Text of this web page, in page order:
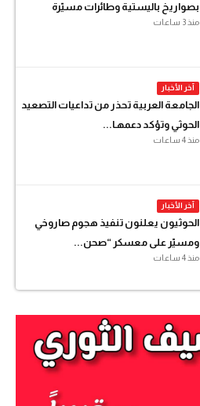
بصواريخ باليستية وطائرات مسيّرة
منذ 3 ساعات
آخر الأخبار
الجامعة العربية تحذر من تداعيات التصعيد
الحوثي وتؤكد دعمهـا...
منذ 4 ساعات
آخر الأخبار
الحوثيون يعلنون تنفيذ هجوم صاروخي
ومسيّر على معسكر “صحن...
منذ 4 ساعات